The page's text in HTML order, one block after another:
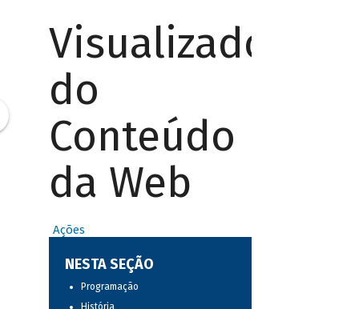
Visualizador
do
Conteúdo
da Web
Ações
NESTA SEÇÃO
Programação